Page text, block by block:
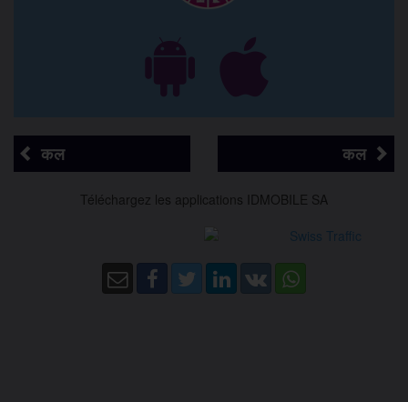
कल कल
Téléchargez les applications IDMOBILE SA